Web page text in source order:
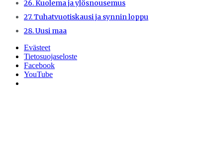
26. Kuolema ja ylösnousemus
27. Tuhatvuotiskausi ja synnin loppu
28. Uusi maa
Evästeet
Tietosuojaseloste
Facebook
YouTube